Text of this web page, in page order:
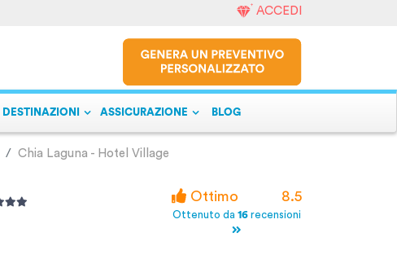
ACCEDI
DESTINAZIONI ASSICURAZIONE BLOG
Chia Laguna - Hotel Village
Ottimo 8.5
Ottenuto da 16recensioni